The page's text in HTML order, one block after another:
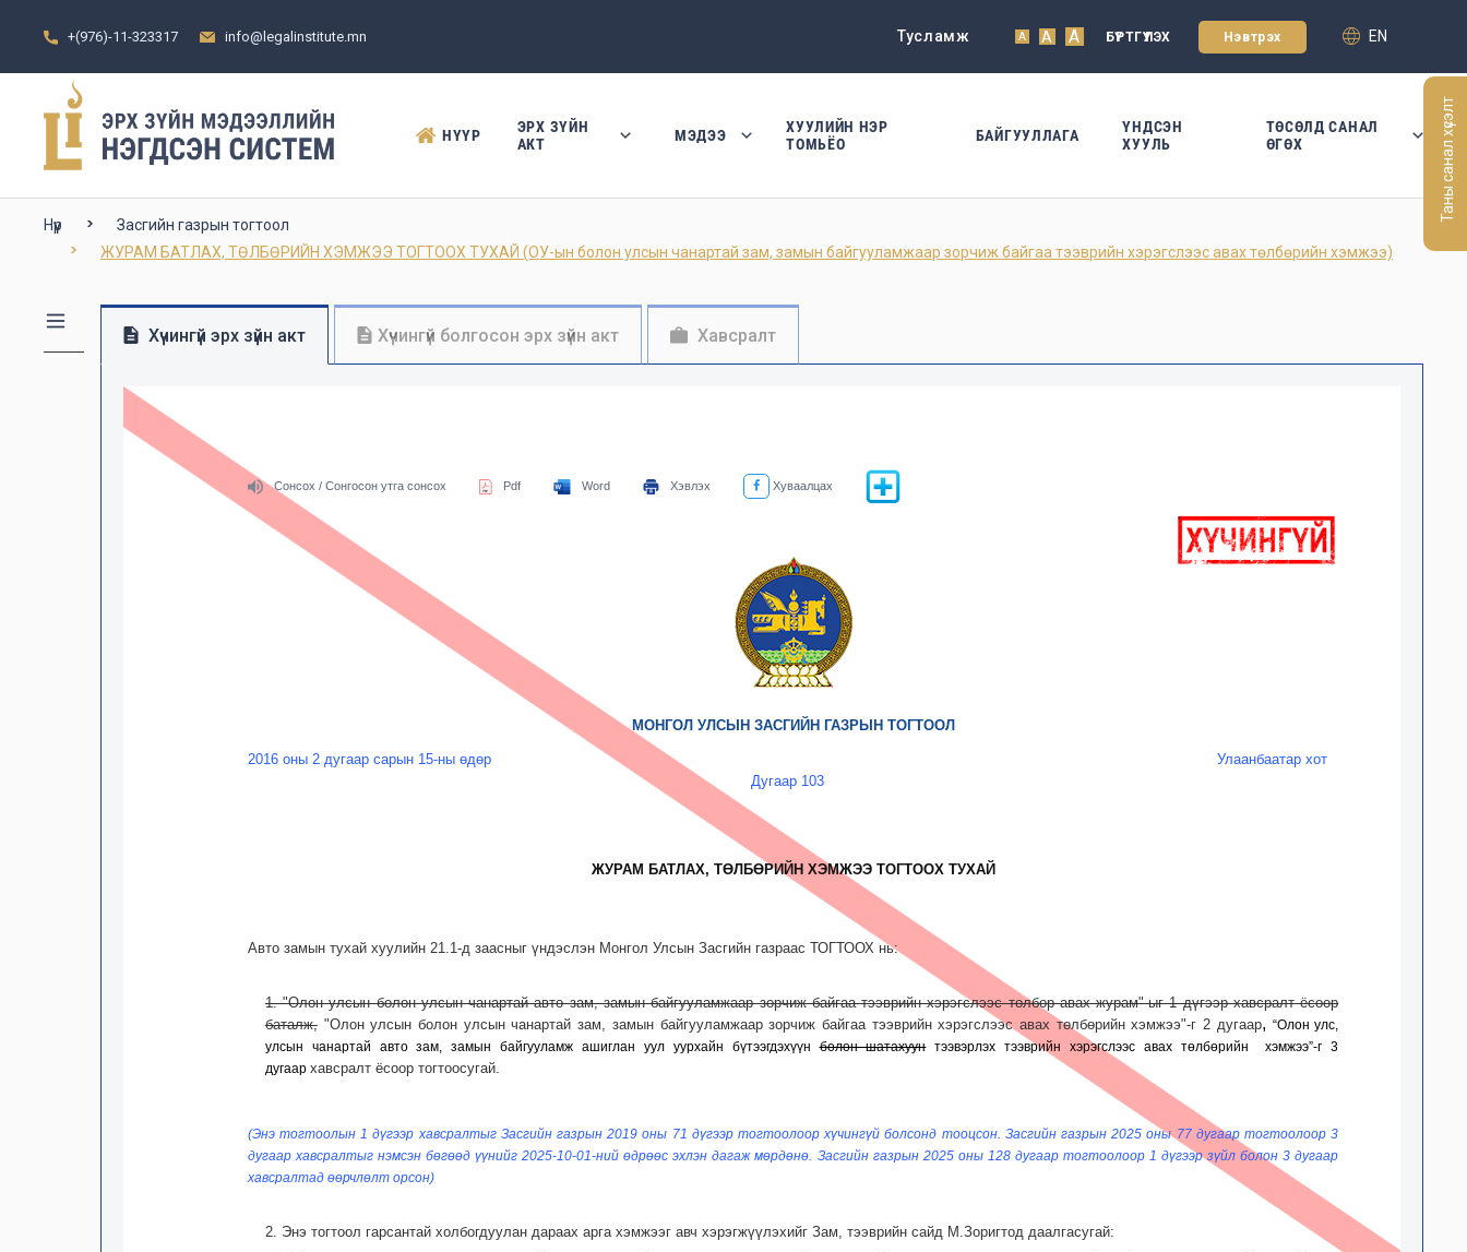
+(976)-11-323317 info@legalinstitute.mn Тусламж A A A БҮРТГҮҮЛЭХ Нэвтрэх EN
НҮҮР
ЭРХ ЗҮЙН
АКТ
МЭДЭЭ
ХУУЛИЙН НЭР
ТОМЬЁО
БАЙГУУЛЛАГА
ҮНДСЭН
ХУУЛЬ
ТӨСӨЛД САНАЛ
ӨГӨХ
Нүүр
Засгийн газрын тогтоол
ЖУРАМ БАТЛАХ, ТӨЛБӨРИЙН ХЭМЖЭЭ ТОГТООХ ТУХАЙ (ОУ-ын болон улсын чанартай зам, замын байгууламжаар зорчиж байгаа тээврийн хэрэгслээс авах төлбөрийн хэмжээ)
Хүчингүй эрх зүйн акт Хүчингүй болгосон эрх зүйн акт Хавсралт
Сонсох / Сонгосон утга сонсох Pdf Word Хэвлэх Хуваалцах
МОНГОЛ УЛСЫН ЗАСГИЙН ГАЗРЫН ТОГТООЛ
2016 оны 2 дугаар сарын 15-ны өдөр
Дугаар 103
Улаанбаатар хот
ЖУРАМ БАТЛАХ, ТӨЛБӨРИЙН ХЭМЖЭЭ ТОГТООХ ТУХАЙ
Авто замын тухай хуулийн 21.1-д заасныг үндэслэн Монгол Улсын Засгийн газраас ТОГТООХ нь:
1. "Олон улсын болон улсын чанартай авто зам, замын байгууламжаар зорчиж байгаа тээврийн хэрэгслээс төлбөр авах журам"-ыг 1 дүгээр хавсралт ёсоор
баталж,"Олон улсын болон улсын чанартай зам, замын байгууламжаар зорчиж байгаа тээврийн хэрэгслээс авах төлбөрийн хэмжээ"-г 2 дугаар, “Олон улс,
улсын чанартай авто зам, замын байгууламж ашиглан уул уурхайн бүтээгдэхүүнболон шатахуунтээвэрлэх тээврийн хэрэгслээс авах төлбөрийн хэмжээ”-г 3
дугаар хавсралт ёсоор тогтоосугай.
(Энэ тогтоолын 1 дүгээр хавсралтыг Засгийн газрын 2019 оны 71 дүгээр тогтоолоор хүчингүй болсонд тооцсон. Засгийн газрын 2025 оны 77 дугаар тогтоолоор 3
дугаар хавсралтыг нэмсэн бөгөөд үүнийг 2025-10-01-ний өдрөөс эхлэн дагаж мөрдөнө. Засгийн газрын 2025 оны 128 дугаар тогтоолоор 1 дүгээр зүйл болон 3 дугаар
хавсралтад өөрчлөлт орсон)
2. Энэ тогтоол гарсантай холбогдуулан дараах арга хэмжээг авч хэрэгжүүлэхийг Зам, тээврийн сайд М.Зоригтод даалгасугай:
Таны санал хүсэлт